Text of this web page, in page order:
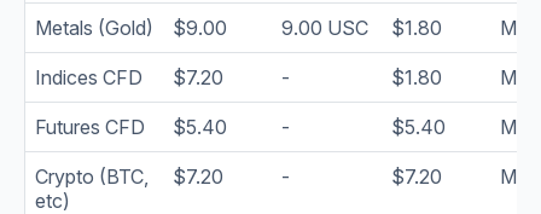
Metals (Gold) $9.00 9.00 USC $1.80
Indices CFD $7.20 - $1.80
Futures CFD $5.40 - $5.40
Crypto (BTC,
etc)
$7.20 - $7.20